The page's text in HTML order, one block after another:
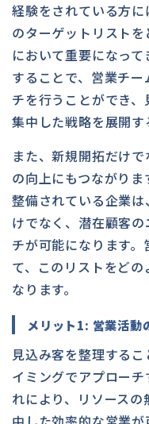
経験をされている方
のターゲットリスト
において重要になっ
することで、営業チ
チを行うことができ
集中した戦略を展開す
また、新規開拓だけ
の向上にもつながり
整備されている企業
けでなく、潜在顧客
チが可能になります
て、このリストをど
なります。
メリット1: 営業活動
見込み客を整理する
イミングでアプロー
れにより、リソース